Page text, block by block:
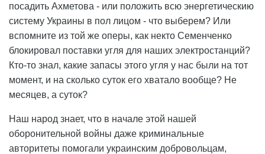
посадить Ахметова - или положить всю энергетическию
систему Украины в пол лицом - что выберем? Или
вспомните из той же оперы, как некто Семенченко
блокировал поставки угля для наших электростанций?
Кто-то знал, какие запасы этого угля у нас были на тот
момент, и на сколько суток его хватало вообще? Не
месяцев, а суток?
Наш народ знает, что в начале этой нашей
оборонительной войны даже криминальные
авторитеты помогали украинским добровольцам,